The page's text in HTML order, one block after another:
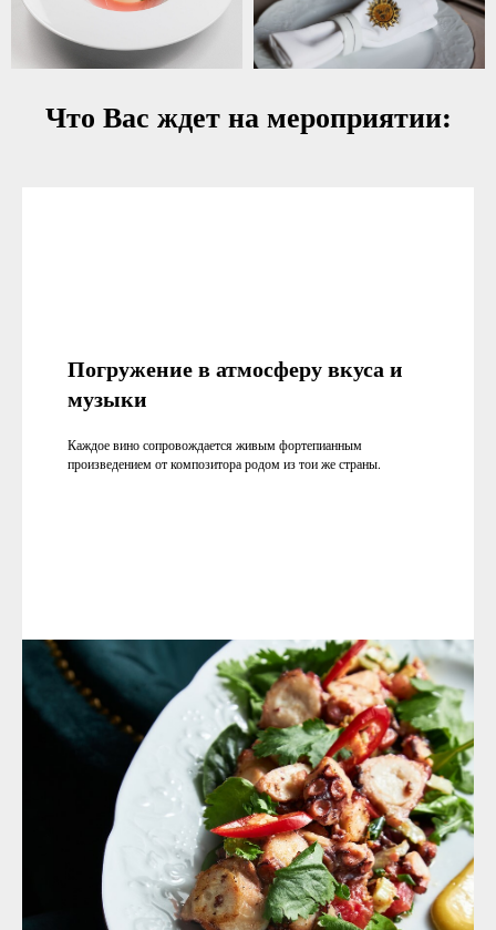
Что Вас ждет на мероприятии:
Погружение в атмосферу вкуса и
музыки
Каждое вино сопровождается живым фортепианным
произведением от композитора родом из тои же страны.